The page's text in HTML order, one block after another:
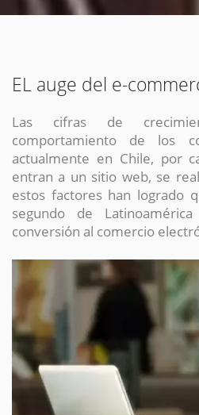
EL auge del e-
Las cifras de
comportamiento de los
actualmente en Chile, por
entran a un sitio web, se
estos factores han logrado
segundo de
conversión al comercio